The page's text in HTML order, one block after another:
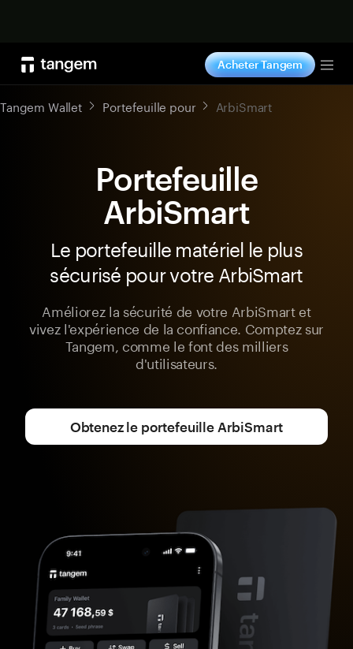
Acheter Tangem
Tangem Wallet Portefeuille pour ArbiSmart
Portefeuille
ArbiSmart
Le portefeuille matériel le plus
sécurisé pour votre ArbiSmart
Améliorez la sécurité de votre ArbiSmart et
vivez l'expérience de la confiance. Comptez sur
Tangem, comme le font des milliers
d'utilisateurs.
Obtenez le portefeuille ArbiSmart